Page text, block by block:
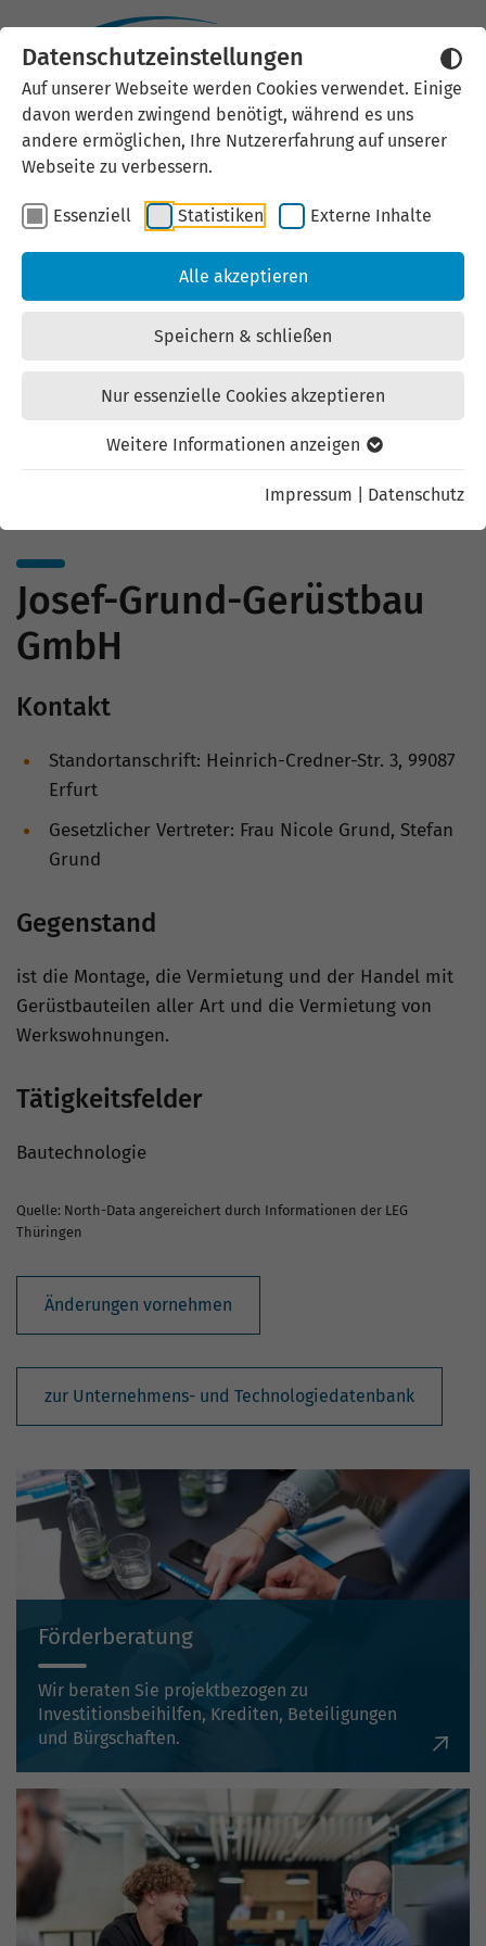
Datenschutzeinstellungen
Auf unserer Webseite werden Cookies verwendet. Einige
davon werden zwingend benötigt, während es uns
andere ermöglichen, Ihre Nutzererfahrung auf unserer
Webseite zu verbessern.
Essenziell Statistiken Externe Inhalte
Alle akzeptieren
Speichern & schließen
Nur essenzielle Cookies akzeptieren
Weitere Informationen anzeigen
Impressum Datenschutz
Externen Inhalt laden
Wir verwenden auf unserer
Website externe Inhalte, um Ihnen
zusätzliche Informationen
anzubieten. Einige externe Inhalte
(z.B. Google Maps, Youtube)
können persönliche Daten (z.B. IP-
Mit der Bestätigung erklären Sie
Josef-Grund-Gerüstbau
GmbH
Kontakt
Standortanschrift: Heinrich-Credner-Str. 3, 99087
Erfurt
Gesetzlicher Vertreter: Frau Nicole Grund, Stefan
Grund
Gegenstand
ist die Montage, die Vermietung und der Handel mit
Gerüstbauteilen aller Art und die Vermietung von
Werkswohnungen.
Tätigkeitsfelder
Bautechnologie
Quelle: North-Data angereichert durch Informationen der LEG
Thüringen
Änderungen vornehmen
zur Unternehmens- und Technologiedatenbank
Förderberatung
Wir beraten Sie projektbezogen zu
Investitionsbeihilfen, Krediten, Beteiligungen
und Bürgschaften.